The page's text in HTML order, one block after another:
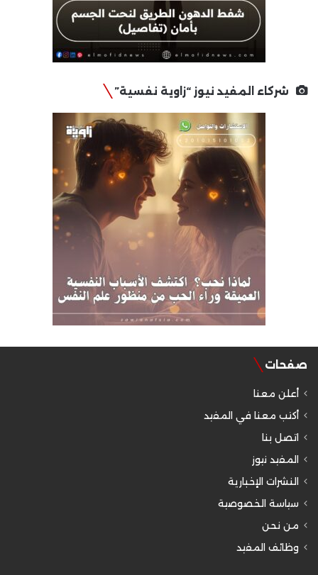
شركاء المفيد نيوز “زاوية نفسية”
صفحات
أعلن معنا
أكتب معنا في المفيد
اتصل بنا
المفيد نيوز
النشرات الإخبارية
سياسة الخصوصية
من نحن
وظائف المفيد